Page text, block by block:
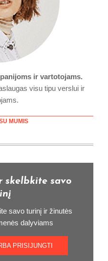
ir vartotojams.
visu tipu verslui ir
MUMIS
skelbkite savo
savo turinį ir žinutės
dalyviams
PRISIJUNGTI